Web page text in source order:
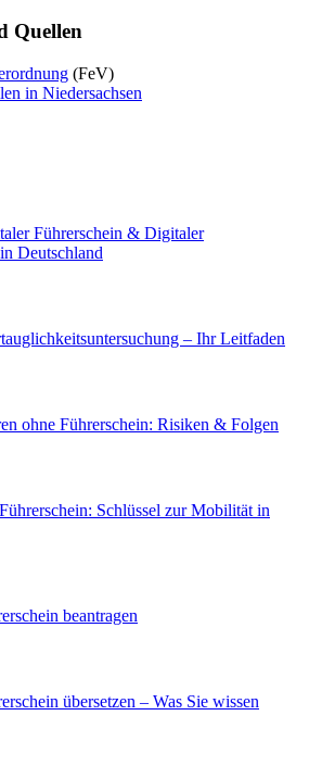
Quellen
(FeV)
in Niedersachsen
Führerschein & Digitaler
Deutschland
– Ihr Leitfaden
ohne Führerschein: Risiken & Folgen
Schlüssel zur Mobilität in
beantragen
übersetzen – Was Sie wissen